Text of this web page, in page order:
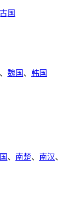
国
、 魏国 、 韩国
、 南楚、 南汉、